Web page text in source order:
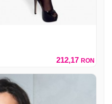
212,17 RON